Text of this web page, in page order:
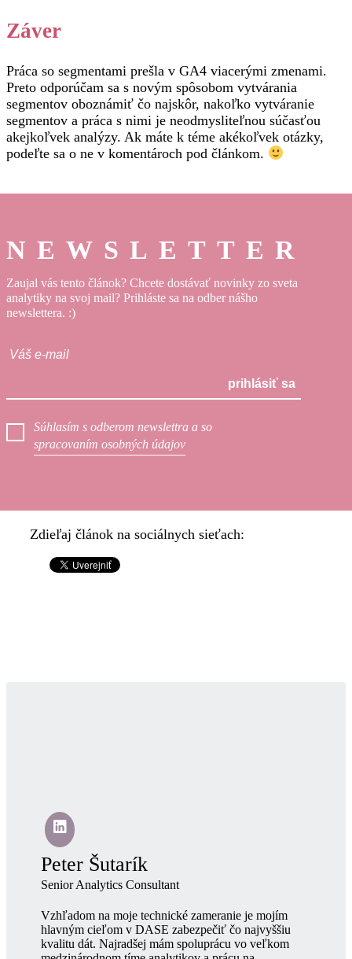
Záver
Práca so segmentami prešla v GA4 viacerými zmenami.
Preto odporúčam sa s novým spôsobom vytvárania
segmentov oboznámiť čo najskôr, nakoľko vytváranie
segmentov a práca s nimi je neodmysliteľnou súčasťou
akejkoľvek analýzy. Ak máte k téme akékoľvek otázky,
podeľte sa o ne v komentároch pod článkom.
NEWSLETTER
Zaujal vás tento článok? Chcete dostávať novinky zo sveta
analytiky na svoj mail? Prihláste sa na odber nášho
newslettera. :)
prihlásiť sa
Súhlasím s odberom newslettra a so
spracovaním osobných údajov
Zdieľaj článok na sociálnych sieťach:
Peter Šutarík
Senior Analytics Consultant
Vzhľadom na moje technické zameranie je mojím
hlavným cieľom v DASE zabezpečiť čo najvyššiu
kvalitu dát. Najradšej mám spoluprácu vo veľkom